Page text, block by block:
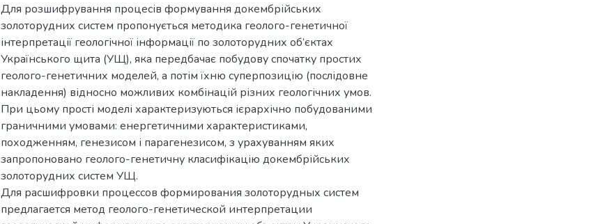
Для розшифрування процесів формування докембрійських
золоторудних систем пропонується методика геолого-генетичної
інтерпретації геологічної інформації по золоторудних об’єктах
Українського щита (УЩ), яка передбачає побудову спочатку простих
геолого-генетичних моделей, а потім їхню суперпозицію (послідовне
накладення) відносно можливих комбінацій різних геологічних умов.
При цьому прості моделі характеризуються ієрархічно побудованими
граничними умовами: енергетичними характеристиками,
походженням, генезисом і парагенезисом, з урахуванням яких
запропоновано геолого-генетичну класифікацію докембрійських
золоторудних систем УЩ.
Для расшифровки процессов формирования золоторудных систем
предлагается метод геолого-генетической интерпретации